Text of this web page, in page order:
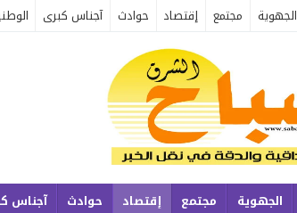
الجهوية مجتمع إقتصاد حوادث آجناس كبرى
الجهوية مجتمع إقتصاد حوادث آجناس